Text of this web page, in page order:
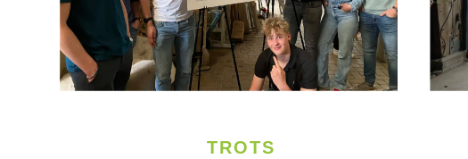
TROTS